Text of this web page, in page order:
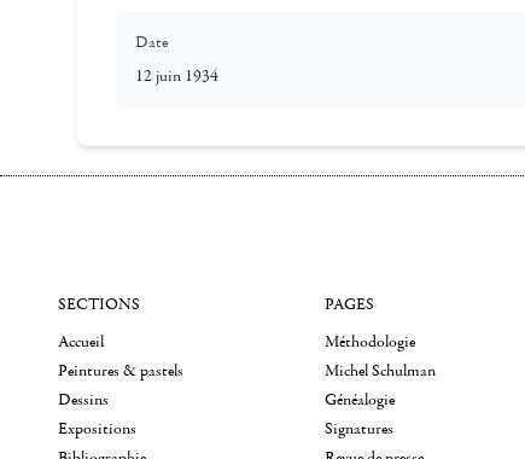
Date
12 juin 1934
SECTIONS
Accueil
Peintures & pastels
Dessins
Expositions
PAGES
Méthodologie
Michel Schulman
Généalogie
Signatures